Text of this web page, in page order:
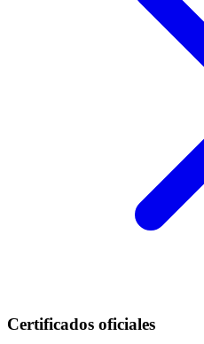
Certificados oficiales